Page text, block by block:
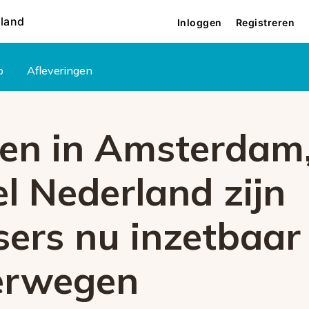
Inloggen Registreren
Afleveringen
in
Nederland zijn
nu inzetbaar